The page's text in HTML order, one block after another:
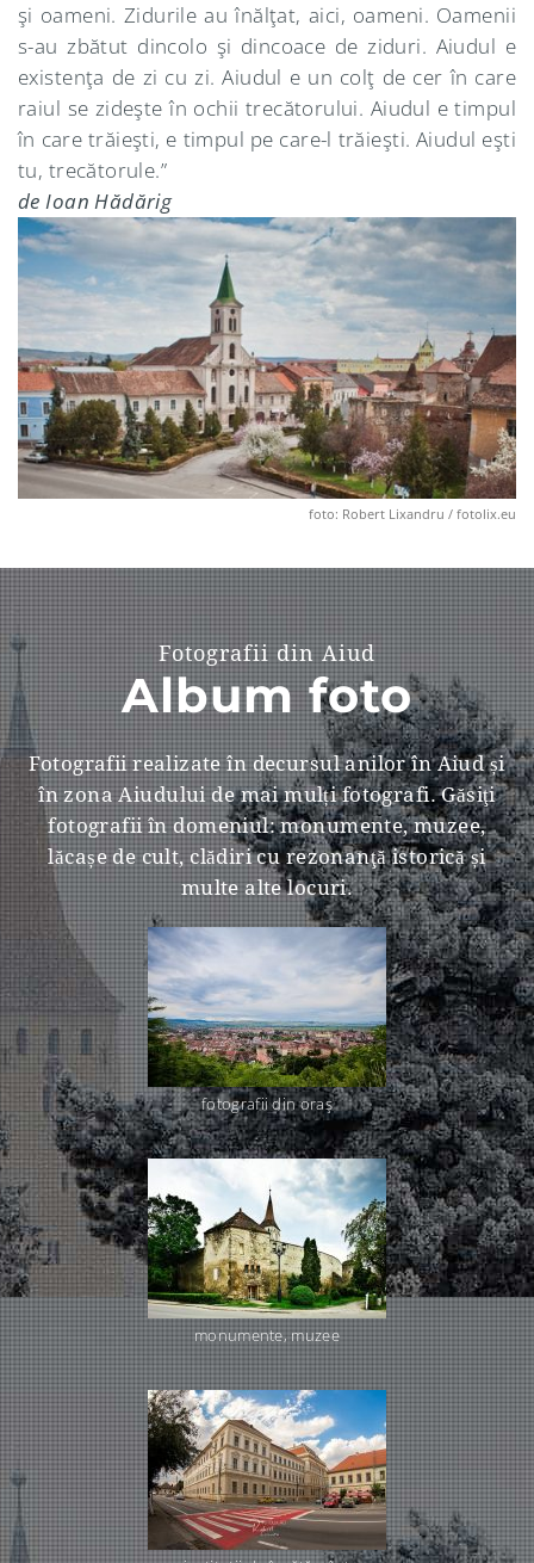
şi oameni. Zidurile au înălţat, aici, oameni. Oamenii
s-au zbătut dincolo şi dincoace de ziduri. Aiudul e
existenţa de zi cu zi. Aiudul e un colţ de cer în care
raiul se zideşte în ochii trecătorului. Aiudul e timpul
în care trăieşti, e timpul pe care-l trăieşti. Aiudul eşti
tu, trecătorule.”
de Ioan Hădărig
foto: Robert Lixandru / fotolix.eu
Fotografii din Aiud
Album foto
Fotografii realizate în decursul anilor în Aiud și
în zona Aiudului de mai mulți fotografi. Găsiţi
fotografii în domeniul: monumente, muzee,
lăcașe de cult, clădiri cu rezonanţă istorică și
multe alte locuri.
fotografii din oraş
monumente, muzee